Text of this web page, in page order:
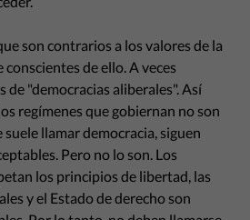
son contrarios a los valores de la
de ello. A veces
de "democracias aliberales". Así
regímenes que gobiernan no son
llamar democracia, siguen
Pero no lo son. Los
los principios de libertad, las
y el Estado de derecho son